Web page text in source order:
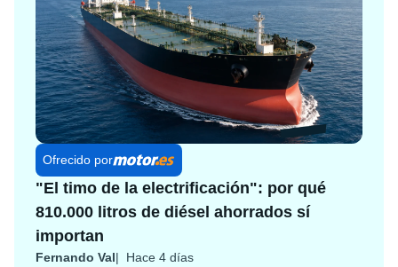
Ofrecido por
"El timo de la electrificación": por qué
810.000 litros de diésel ahorrados sí
importan
Fernando Val Hace 4 días